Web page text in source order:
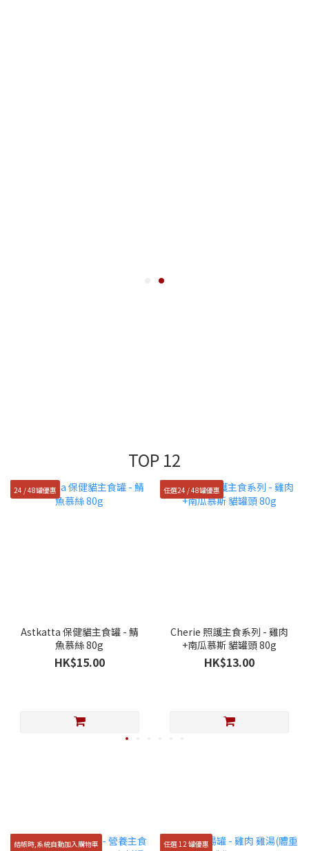
TOP 12
24 / 48罐優惠
Astkatta 保健貓主食罐 - 鯖
魚慕絲 80g
HK$15.00
任選24 / 48罐優惠
Cherie 照護主食系列 - 雞肉
+南瓜慕斯 貓罐頭 80g
HK$13.00
結帳時,系統自動加入購物車 任選 12 罐優惠